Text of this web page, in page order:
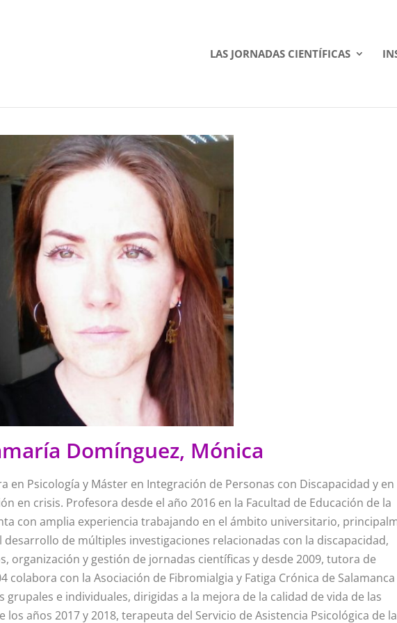
LAS JORNADAS CIENTÍFICAS
Domínguez, Mónica
en Psicología y Máster en Integración de Personas con Discapacidad y en
en crisis. Profesora desde el año 2016 en la Facultad de Educación de la
con amplia experiencia trabajando en el ámbito universitario,
de múltiples investigaciones relacionadas con la discapacidad,
organización y gestión de jornadas científicas y desde 2009, tutora de
colabora con la Asociación de Fibromialgia y Fatiga Crónica de Salamanca
grupales e individuales, dirigidas a la mejora de la calidad de vida de las
años 2017 y 2018, terapeuta del Servicio de Asistencia Psicológica de la